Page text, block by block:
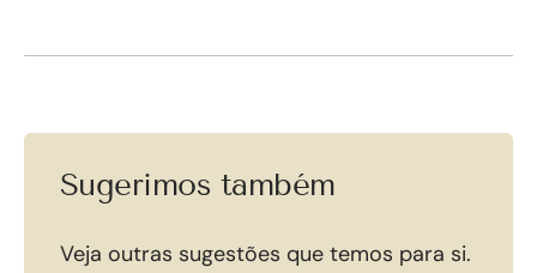
Sugerimos também
Veja outras sugestões que temos para si.